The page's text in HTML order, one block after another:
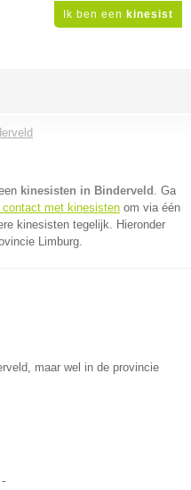
Ik ben een kinesist
kinesisten in Binderveld . Ga
contact met kinesisten om via één
kinesisten tegelijk. Hieronder
Limburg.
maar wel in de provincie
-